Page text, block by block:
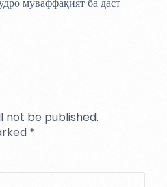
not be published.
*